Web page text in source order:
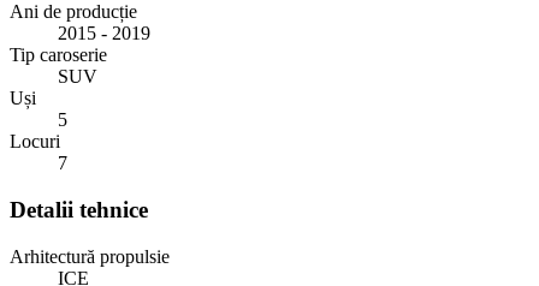
Ani de producție
2015 - 2019
Tip caroserie
SUV
Uși
5
Locuri
7
Detalii tehnice
Arhitectură propulsie
ICE